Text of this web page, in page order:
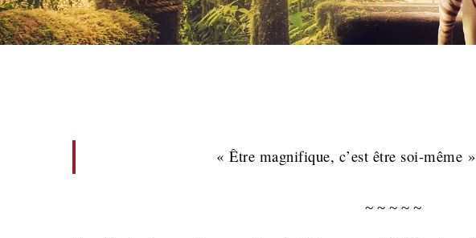
« Être magnifique, c’est être soi-même »
~ ~ ~ ~ ~